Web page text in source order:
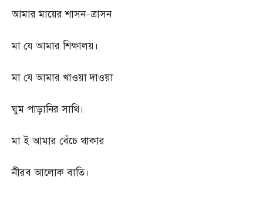
আমার মায়ের শাসন–ত্রাসন
মা যে আমার শিক্ষালয়।
মা যে আমার খাওয়া দাওয়া
ঘুম পাড়ানির সাথি।
মা ই আমার বেঁচে থাকার
নীরব আলোক বাতি।